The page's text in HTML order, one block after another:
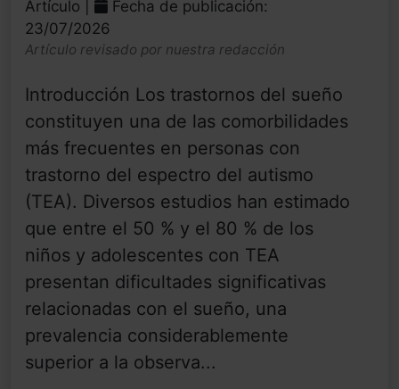
Artículo |
Fecha de publicación:
23/07/2026
Artículo revisado por nuestra redacción
Introducción Los trastornos del sueño
constituyen una de las comorbilidades
más frecuentes en personas con
trastorno del espectro del autismo
(TEA). Diversos estudios han estimado
que entre el 50 % y el 80 % de los
niños y adolescentes con TEA
presentan dificultades significativas
relacionadas con el sueño, una
prevalencia considerablemente
superior a la observa...